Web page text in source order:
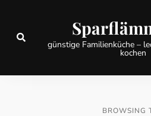
günstige Familienküche –
kochen
BROWSING